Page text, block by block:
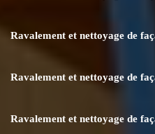
Ravalement et nettoyage de
Ravalement et nettoyage de
Ravalement et nettoyage de